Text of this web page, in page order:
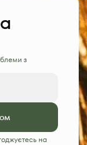
з
на